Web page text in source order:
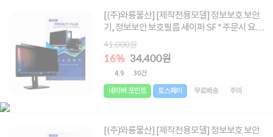
[(주)와룡물산] [제작전용모델] 정보보호 보안
기, 정보보안 보호필름 세이퍼 SF * 주문시 요청
글에 사이즈 메모 必 * [사이즈 : 338X215 ~
480X285]
41,000원
16% 34,400원
4.9 30건
네이버 포인트 토스페이 무료배송 주의
[(주)와룡물산] [제작전용모델] 정보보호 보안